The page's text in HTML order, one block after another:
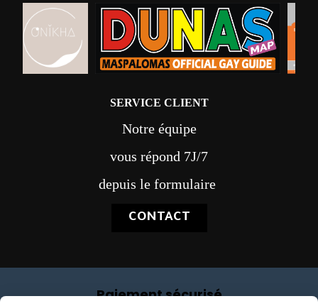
SERVICE CLIENT
Notre équipe
vous répond 7J/7
depuis le formulaire
CONTACT
Paiement sécurisé